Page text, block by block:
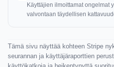
Käyttäjien ilmoittamat ongelmat
valvontaan täydellisen
Tämä sivu näyttää kohteen Stripe
seurannan ja käyttäjäraporttien